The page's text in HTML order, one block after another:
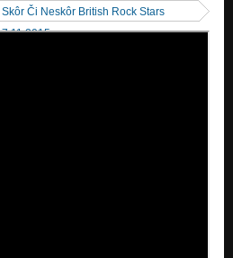
Skôr Či Neskôr British Rock Stars
7.11.2015